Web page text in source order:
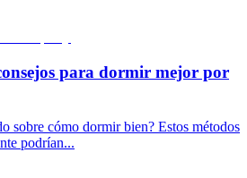
para dormir mejor por
sobre cómo dormir bien? Estos métodos
podrían...